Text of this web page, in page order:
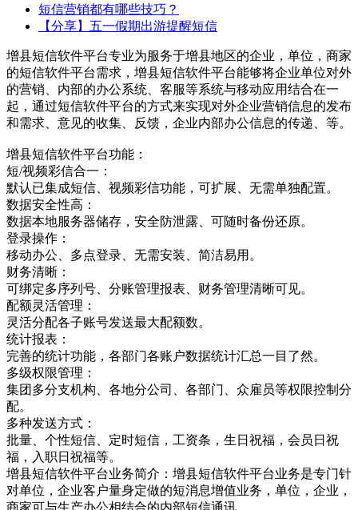
短信营销都有哪些技巧？
【分享】五一假期出游提醒短信
增县短信软件平台专业为服务于增县地区的企业，单位，商家
的短信软件平台需求，增县短信软件平台能够将企业单位对外
的营销、内部的办公系统、客服等系统与移动应用结合在一
起，通过短信软件平台的方式来实现对外企业营销信息的发布
和需求、意见的收集、反馈，企业内部办公信息的传递、等。
增县短信软件平台功能：
短/视频彩信合一：
默认已集成短信、视频彩信功能，可扩展、无需单独配置。
数据安全性高：
数据本地服务器储存，安全防泄露、可随时备份还原。
登录操作：
移动办公、多点登录、无需安装、简洁易用。
财务清晰：
可绑定多序列号、分账管理报表、财务管理清晰可见。
配额灵活管理：
灵活分配各子账号发送最大配额数。
统计报表：
完善的统计功能，各部门各账户数据统计汇总一目了然。
多级权限管理：
集团多分支机构、各地分公司、各部门、众雇员等权限控制分
配。
多种发送方式：
批量、个性短信、定时短信，工资条，生日祝福，会员日祝
福，入职日祝福等。
增县短信软件平台业务简介：增县短信软件平台业务是专门针
对单位，企业客户量身定做的短消息增值业务，单位，企业，
商家可与生产办公相结合的内部短信通讯，